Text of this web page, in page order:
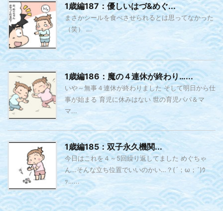
1歳編187：優しいはづ&めぐ...
まさかシールを食べさせられるとは思ってなかった
（笑） ...
1歳編186：魔の４連休が終わり…...
いや～無事４連休が終わりました そして明日から仕
事が始まる 育児に休みはない 世の育児パパ＆マ
マ...
1歳編185：双子永久機関...
今日はこれを４～5回繰り返してました めぐちゃ
ん…そんな立ち位置でいいのかい…？(´；ω；`)ｳ
ｯ…...